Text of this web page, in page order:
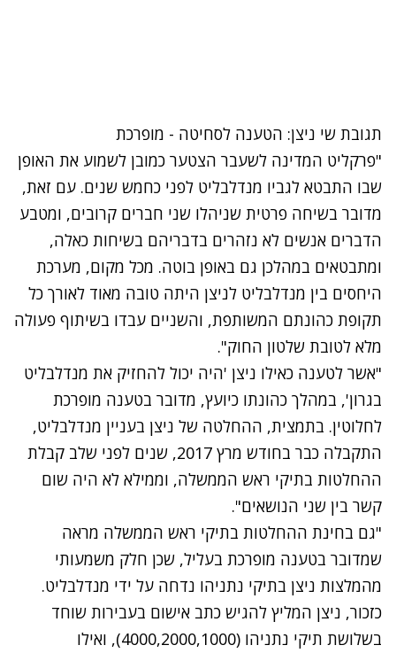
תגובת שי ניצן: הטענה לסחיטה - מופרכת
"פרקליט המדינה לשעבר הצטער כמובן לשמוע את האופן
שבו התבטא לגביו מנדלבליט לפני כחמש שנים. עם זאת,
מדובר בשיחה פרטית שניהלו שני חברים קרובים, ומטבע
הדברים אנשים לא נזהרים בדבריהם בשיחות כאלה,
ומתבטאים במהלכן גם באופן בוטה. מכל מקום, מערכת
היחסים בין מנדלבליט לניצן היתה טובה מאוד לאורך כל
תקופת כהונתם המשותפת, והשניים עבדו בשיתוף פעולה
מלא לטובת שלטון החוק".
"אשר לטענה כאילו ניצן 'היה יכול להחזיק את מנדלבליט
בגרון', במהלך כהונתו כיועץ, מדובר בטענה מופרכת
לחלוטין. בתמצית, ההחלטה של ניצן בעניין מנדלבליט,
התקבלה כבר בחודש מרץ 2017, שנים לפני שלב קבלת
ההחלטות בתיקי ראש הממשלה, וממילא לא היה שום
קשר בין שני הנושאים".
"גם בחינת ההחלטות בתיקי ראש הממשלה מראה
שמדובר בטענה מופרכת בעליל, שכן חלק משמעותי
מהמלצות ניצן בתיקי נתניהו נדחה על ידי מנדלבליט.
כזכור, ניצן המליץ להגיש כתב אישום בעבירות שוחד
בשלושת תיקי נתניהו (4000,2000,1000), ואילו